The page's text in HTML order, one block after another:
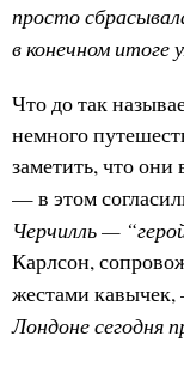
просто
в конечном итоге
Что до так
немного
заметить, что они
— в этом
Черчилль —
Карлсон,
жестами
Лондоне сегодня